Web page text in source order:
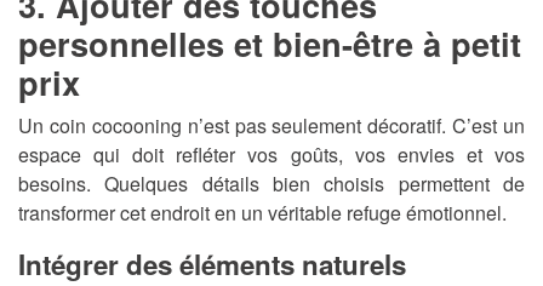
personnelles et bien-être à petit
prix
Un coin cocooning n’est pas seulement décoratif. C’est un
espace qui doit refléter vos goûts, vos envies et vos
besoins. Quelques détails bien choisis permettent de
transformer cet endroit en un véritable refuge émotionnel.
Intégrer des éléments naturels